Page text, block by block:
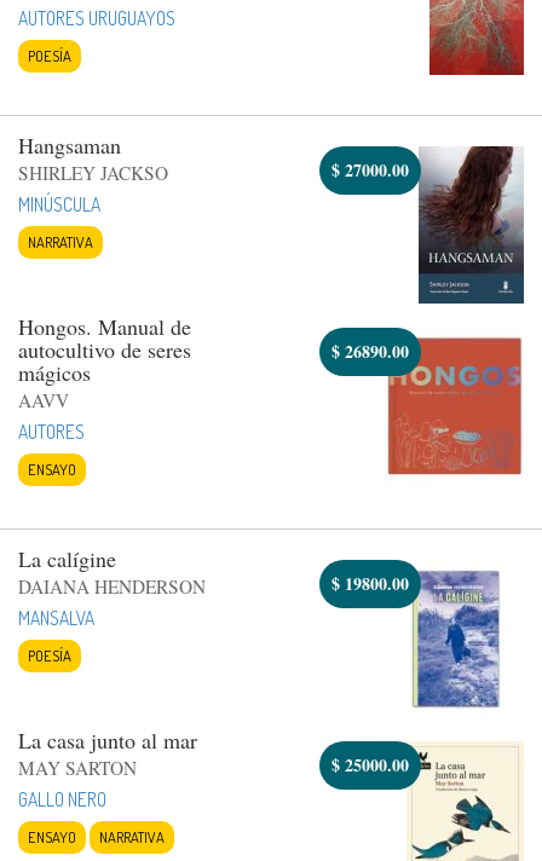
AUTORES URUGUAYOS
POESÍA
Hangsaman
SHIRLEY JACKSO
MINÚSCULA
NARRATIVA
$27000.00
Hongos. Manual de
autocultivo de seres
mágicos
AAVV
AUTORES
ENSAYO
$26890.00
La calígine
DAIANA HENDERSON
MANSALVA
POESÍA
$ 19800.00
La casa junto al mar
MAY SARTON
GALLO NERO
ENSAYO NARRATIVA
$25000.00